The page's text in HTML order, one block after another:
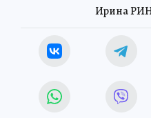
Ирина